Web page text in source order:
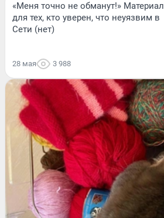
«Меня точно не обманут!» Материал
для тех, кто уверен, что неуязвим в
Сети (нет)
28 мая 3 988